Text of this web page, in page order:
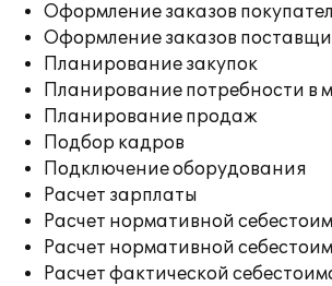
Оформление заказов
Оформление заказов
Планирование закупок
Планирование потребности в
Планирование продаж
Подбор кадров
Подключение оборудования
Расчет зарплаты
Расчет нормативной
Расчет нормативной
Расчет фактической